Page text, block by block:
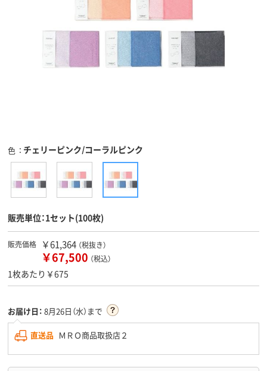
色 チェリーピンク/コーラルピンク
販売単位：1セット(100枚)
販売価格 ￥61,364 （税抜き）
￥67,500 （税込）
1枚あたり￥675
お届け日： 8月26日（水）まで
直送品 ＭＲＯ商品取扱店２